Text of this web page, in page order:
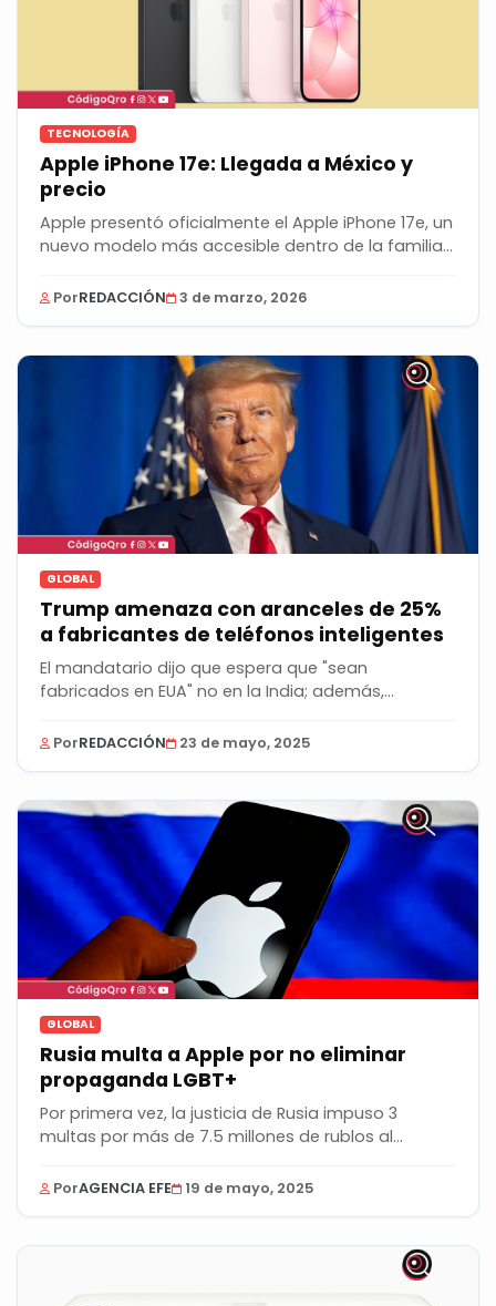
TECNOLOGÍA
Apple iPhone 17e: Llegada a México y
precio
Apple presentó oficialmente el Apple iPhone 17e, un
nuevo modelo más accesible dentro de la familia...
PorREDACCIÓN 3 de marzo, 2026
GLOBAL
Trump amenaza con aranceles de 25%
a fabricantes de teléfonos inteligentes
El mandatario dijo que espera que "sean
fabricados en EUA" no en la India; además,
PorREDACCIÓN 23 de mayo, 2025
GLOBAL
Rusia multa a Apple por no eliminar
propaganda LGBT+
Por primera vez, la justicia de Rusia impuso 3
multas por más de 7.5 millones de rublos al
PorAGENCIA EFE 19 de mayo, 2025